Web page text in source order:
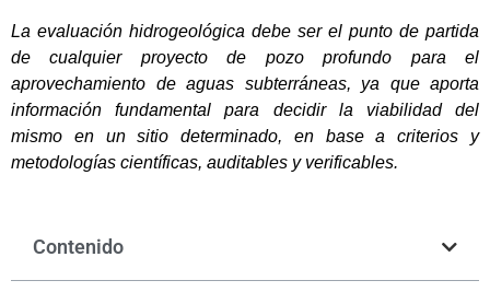
La evaluación hidrogeológica debe ser el punto de partida
de cualquier proyecto de pozo profundo para el
aprovechamiento de aguas subterráneas, ya que aporta
información fundamental para decidir la viabilidad del
mismo en un sitio determinado, en base a criterios y
metodologías científicas, auditables y verificables.
Contenido